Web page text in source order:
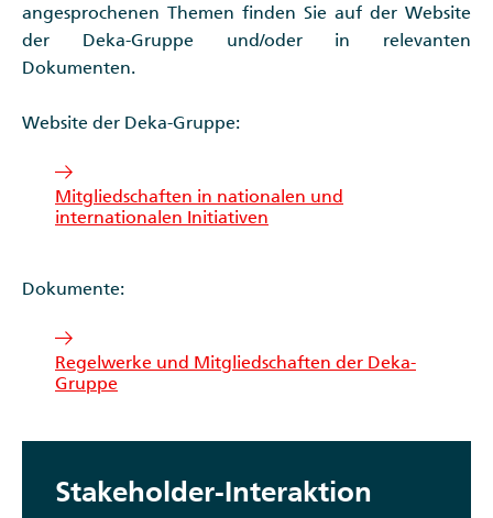
angesprochenen Themen finden Sie auf der Website
der Deka-Gruppe und/oder in relevanten
Dokumenten.
Website der Deka-Gruppe:
Mitgliedschaften in nationalen und
internationalen Initiativen
Dokumente:
Regelwerke und Mitgliedschaften der Deka-
Gruppe
Stakeholder-Interaktion